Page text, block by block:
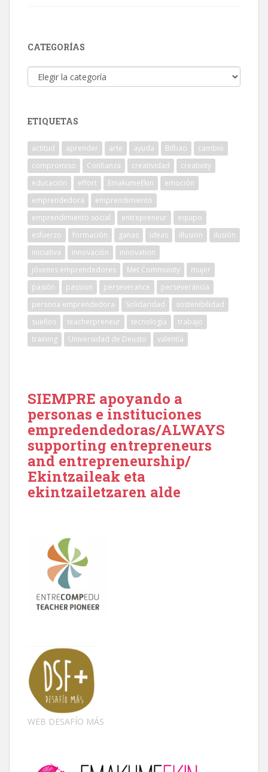
CATEGORÍAS
Categorías
ETIQUETAS
actitud aprender arte ayuda Bilbao
cambio
compromiso
Confianza creatividad
creativity
educación
effort EmakumeEkin
emoción
emprendedora
emprendimiento
emprendimiento social
entrepreneur
equipo
esfuerzo
formación ganas ideas illusion
ilusión
iniciativa
innovación
innovation
jóvenes emprendedores
Met Community
mujer
pasión
passion perseverance
perseverancia
persona emprendedora
Solidaridad
sostenibilidad
sueños
teacherpreneur tecnología
trabajo
training
Universidad de Deusto valentía
SIEMPRE apoyando a
personas e instituciones
empredendedoras/ALWAYS
supporting entrepreneurs
and entrepreneurship/
Ekintzaileak eta
ekintzailetzaren alde
WEB DESAFÍO MÁS